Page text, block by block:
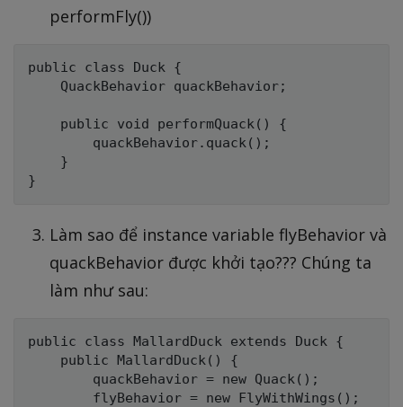
performFly())
public class Duck {
    QuackBehavior quackBehavior;
    public void performQuack() {
        quackBehavior.quack();
    }
Làm sao để instance variable flyBehavior và
quackBehavior được khởi tạo??? Chúng ta
làm như sau:
public class MallardDuck extends Duck {
    public MallardDuck() {
        quackBehavior = new Quack();
        flyBehavior = new FlyWithWings();